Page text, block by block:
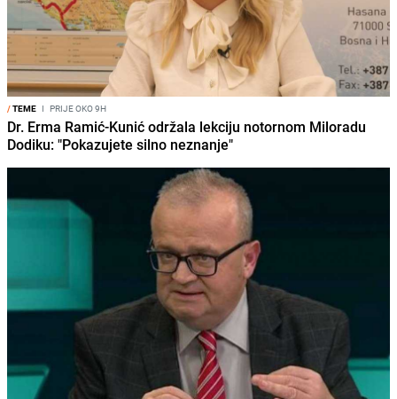
/TEME I PRIJE OKO 9H
Dr. Erma Ramić-Kunić održala lekciju notornom Miloradu
Dodiku: "Pokazujete silno neznanje"